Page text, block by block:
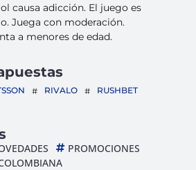
causa adicción. El juego es
Juega con moderación.
a menores de edad.
RIVALO RUSHBET
PROMOCIONES